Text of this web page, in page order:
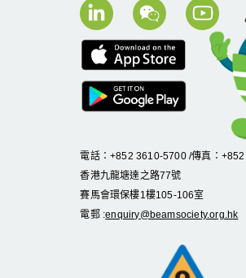
電話：+852 3610-5700 /傳真：
香港九龍塘達之路77號
賽馬會環保樓1 樓105-106室
電郵 :enquiry@beamsociety.org.hk